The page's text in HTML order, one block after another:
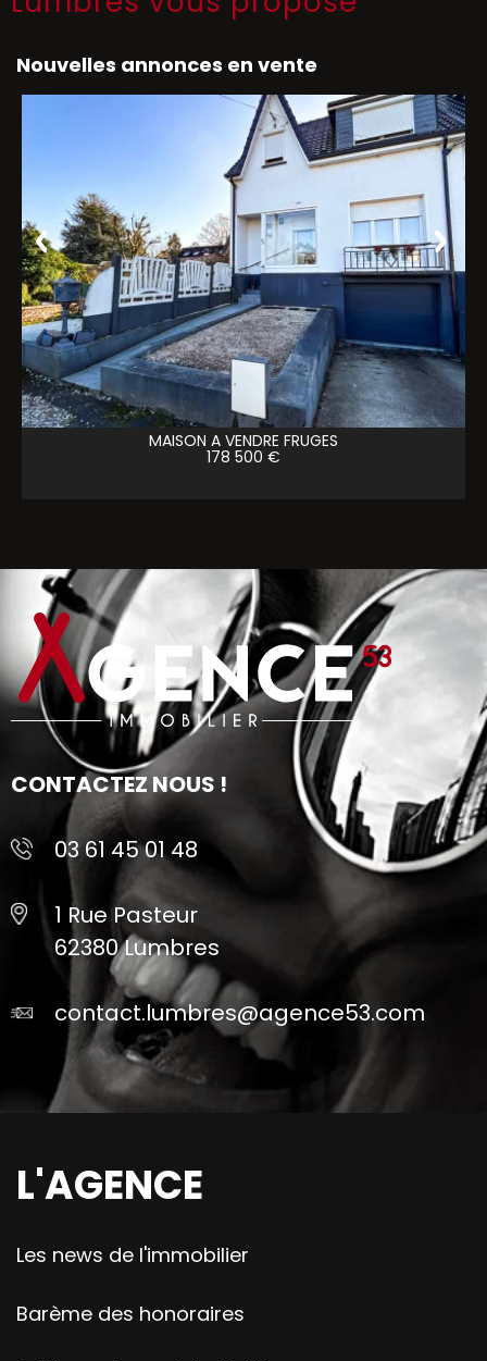
Nouvelles annonces en vente
MAISON A VENDRE FRUGES
178 500 €
CONTACTEZ NOUS !
03 61 45 01 48
1 Rue Pasteur
62380 Lumbres
contact.lumbres@agence53.com
L'AGENCE
Les news de l'immobilier
Barème des honoraires